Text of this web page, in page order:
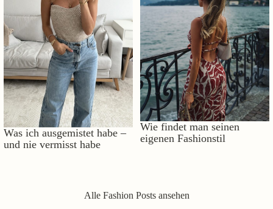
Was ich ausgemistet habe –
und nie vermisst habe
Wie findet man seinen
eigenen Fashionstil
Alle Fashion Posts ansehen